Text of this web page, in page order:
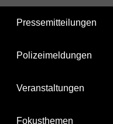
Pressemitteilungen
Polizeimeldungen
Veranstaltungen
Fokusthemen